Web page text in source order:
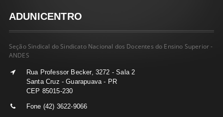
ADUNICENTRO
Seção Sindical do Sindicato Nacional dos Docentes do Ensino Superior -
ANDES
Rua Professor Becker, 3272 - Sala 2
Santa Cruz - Guarapuava - PR
CEP 85015-230
Fone (42) 3622-9066